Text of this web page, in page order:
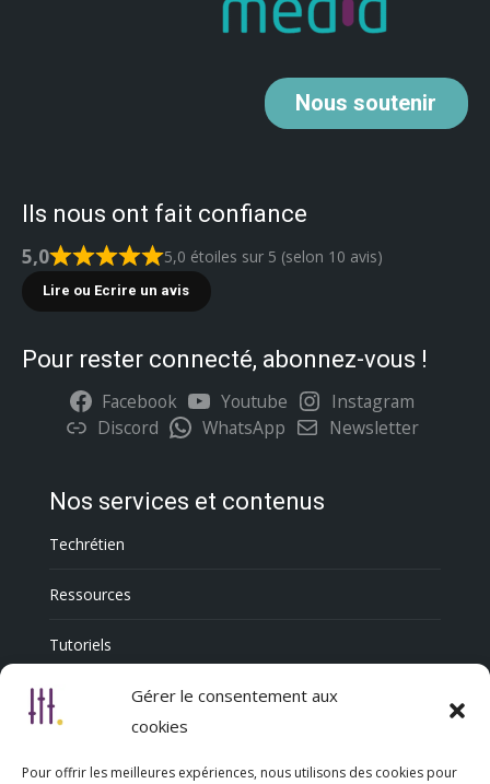
Gérer le consentement aux
cookies
Pour offrir les meilleures expériences, nous utilisons des cookies pour
Noussoutenir
Ils nous ont fait confiance
5,0 5,0 étoiles sur 5 (selon 10 avis)
Lire ou Ecrire un avis
Pour rester connecté, abonnez-vous !
Facebook Youtube
Instagram
Discord
WhatsApp Newsletter
Nos services et contenus
Techrétien
Ressources
Tutoriels
Annuaire Professionnel